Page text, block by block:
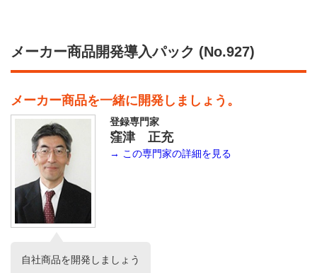
メーカー商品開発導入パック (No.927)
メーカー商品を一緒に開発しましょう。
登録専門家
窪津 正充
→ この専門家の詳細を見る
自社商品を開発しましょう